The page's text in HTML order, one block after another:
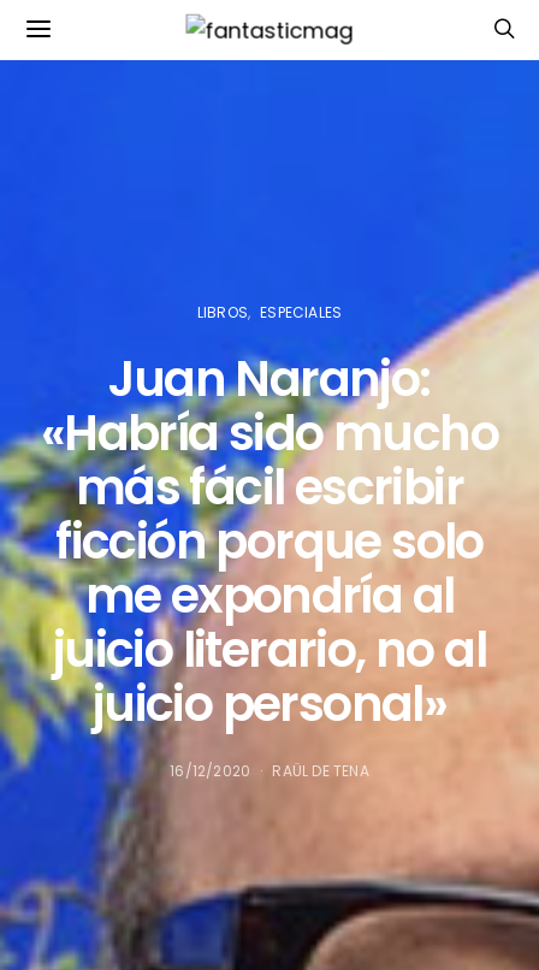
LIBROS ESPECIALES
Juan Naranjo:
«Habría sido mucho
más fácil escribir
ficción porque solo
me expondría al
juicio literario, no al
juicio personal»
16/12/2020 RAÜL DE TENA